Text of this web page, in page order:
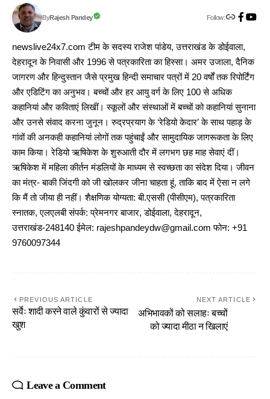
ByRajesh Pandey Follow:
newslive24x7.com टीम के सदस्य राजेश पांडेय, उत्तराखंड के डोईवाला,
देहरादून के निवासी और 1996 से पत्रकारिता का हिस्सा। अमर उजाला, दैनिक
जागरण और हिन्दुस्तान जैसे प्रमुख हिन्दी समाचार पत्रों में 20 वर्षों तक रिपोर्टिंग
और एडिटिंग का अनुभव। बच्चों और हर आयु वर्ग के लिए 100 से अधिक
कहानियां और कविताएं लिखीं। स्कूलों और संस्थाओं में बच्चों को कहानियां सुनाना
और उनसे संवाद करना जुनून। रुद्रप्रयाग के ‘रेडियो केदार’ के साथ पहाड़ के
गांवों की अनकही कहानियां लोगों तक पहुंचाईं और सामुदायिक जागरूकता के लिए
काम किया। रेडियो ऋषिकेश के शुरुआती दौर में लगभग छह माह सेवाएं दीं।
ऋषिकेश में महिला कीर्तन मंडलियों के माध्यम से स्वच्छता का संदेश दिया। जीवन
का मंत्र- बाकी जिंदगी को जी खोलकर जीना चाहता हूं, ताकि बाद में ऐसा न लगे
कि मैं तो जीया ही नहीं। शैक्षणिक योग्यता: बी.एससी (पीसीएम), पत्रकारिता
स्नातक, एलएलबी संपर्क: प्रेमनगर बाजार, डोईवाला, देहरादून,
उत्तराखंड-248140 ईमेल: rajeshpandeydw@gmail.com फोन: +91
9760097344
PREVIOUS ARTICLE
सर्वेः शादी करने वाले कुंवारों से ज्यादा
खुश
NEXT ARTICLE
अभिभावकों को सलाहः बच्चों
को ज्यादा मीठा न खिलाएं
Leave a Comment